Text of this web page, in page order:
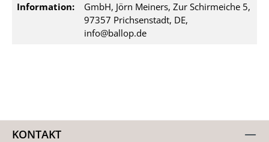
Information:
GmbH, Jörn Meiners, Zur Schirmeiche 5,
97357 Prichsenstadt, DE,
info@ballop.de
KONTAKT